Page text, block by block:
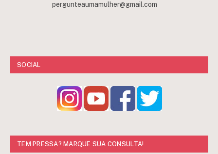
pergunteaumamulher@gmail.com
SOCIAL
TEM PRESSA? MARQUE SUA CONSULTA!